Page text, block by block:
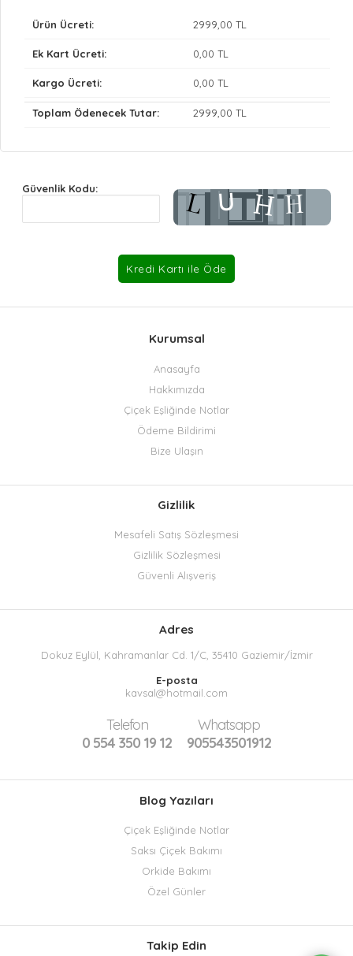
Ürün Ücreti: 2999 ,00 TL
Ek Kart Ücreti: 0 ,00 TL
Kargo Ücreti: 0 ,00 TL
Toplam Ödenecek Tutar: 2999 ,00 TL
Güvenlik Kodu:
Kurumsal
Anasayfa
Hakkımızda
Çiçek Eşliğinde Notlar
Ödeme Bildirimi
Bize Ulaşın
Gizlilik
Mesafeli Satış Sözleşmesi
Gizlilik Sözleşmesi
Güvenli Alışveriş
Adres
Dokuz Eylül, Kahramanlar Cd. 1/C, 35410 Gaziemir/İzmir
E-posta
kavsal@hotmail.com
Telefon
0 554 350 19 12
Whatsapp
905543501912
Blog Yazıları
Çiçek Eşliğinde Notlar
Saksı Çiçek Bakımı
Orkide Bakımı
Özel Günler
Takip Edin